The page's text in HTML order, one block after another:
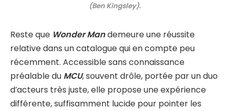
(Ben Kingsley).
Reste que Wonder Mandemeure une réussite
relative dans un catalogue qui en compte peu
récemment. Accessible sans connaissance
préalable du MCU, souvent drôle, portée par un duo
d’acteurs très juste, elle propose une expérience
différente, suffisamment lucide pour pointer les